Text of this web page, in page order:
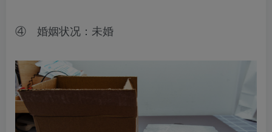
④ 婚姻状况：未婚